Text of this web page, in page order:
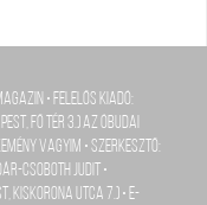
• Felelős kiadó:
Fő tér 3.) az Óbudai
Vagyim • szerkesztő:
Csoboth Judit •
Kiskorona utca 7.) • e-